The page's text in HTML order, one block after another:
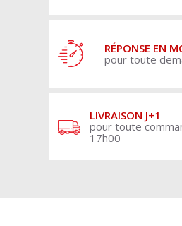
RÉPONSE EN
pour toute
LIVRAISON J+1
pour toute
17h00